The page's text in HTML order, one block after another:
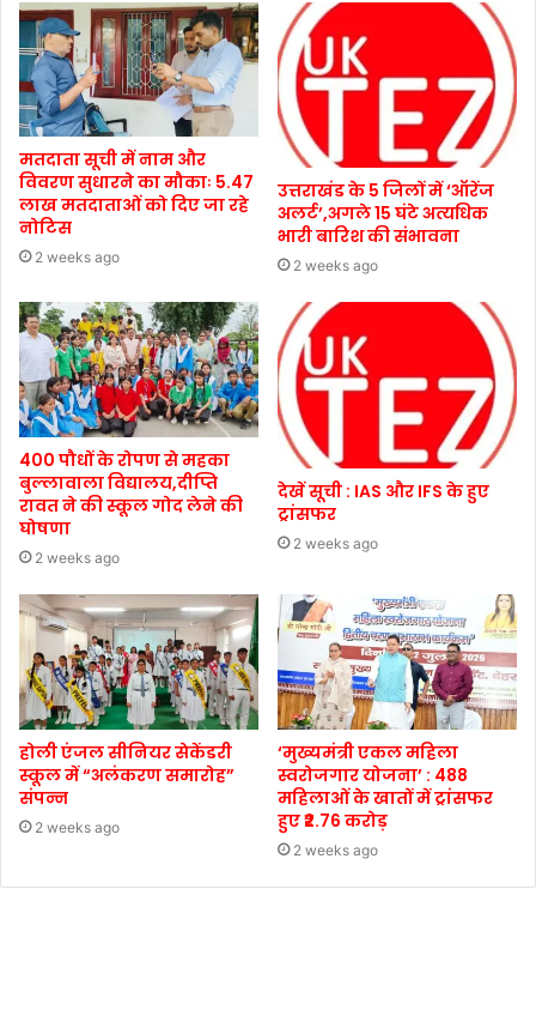
मतदाता सूची में नाम और
विवरण सुधारने का मौकाः 5.47
लाख मतदाताओं को दिए जा रहे
नोटिस
2 weeks ago
उत्तराखंड के 5 जिलों में ‘ऑरेंज
अलर्ट’,अगले 15 घंटे अत्यधिक
भारी बारिश की संभावना
2 weeks ago
400 पौधों के रोपण से महका
बुल्लावाला विद्यालय,दीप्ति
रावत ने की स्कूल गोद लेने की
घोषणा
2 weeks ago
देखें सूची : IAS और IFS के हुए
ट्रांसफर
2 weeks ago
होली एंजल सीनियर सेकेंडरी
स्कूल में “अलंकरण समारोह”
संपन्न
2 weeks ago
‘मुख्यमंत्री एकल महिला
स्वरोजगार योजना’ : 488
महिलाओं के खातों में ट्रांसफर
हुए ₹2.76 करोड़
2 weeks ago